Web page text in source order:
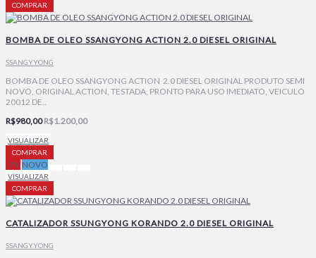
COMPRAR
BOMBA DE OLEO SSANGYONG ACTION 2.0 DIESEL ORIGINAL
SSANGYYONG
BOMBA DE OLEO SSANGYONG ACTION 2.0 DIESEL ORIGINAL PRODUTO SEMI
NOVO, ORIGINAL ACTION, TESTADA, PRONTO PARA USO IMEDIATO, VEICULO
20012 DE..
R$980,00 R$1.200,00
VISUALIZAR
COMPRAR
-7% NOVO
VISUALIZAR
COMPRAR
CATALIZADOR SSUNGYONG KORANDO 2.0 DIESEL ORIGINAL
SSANGYYONG